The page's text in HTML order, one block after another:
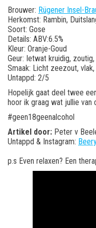
Brouwer: Rügener Insel-
Herkomst: Rambin,
Soort: Gose
Details: ABV:6.5%
Kleur: Oranje-Goud
Geur: Ietwat kruidig,
Smaak: Licht zeezout,
Untappd: 2/5
Hopelijk gaat deel twee
hoor ik graag wat jullie van
#geen18geenalcohol
Artikel door: Peter v
Untappd & Instagram:
p.s Even relaxen? Een